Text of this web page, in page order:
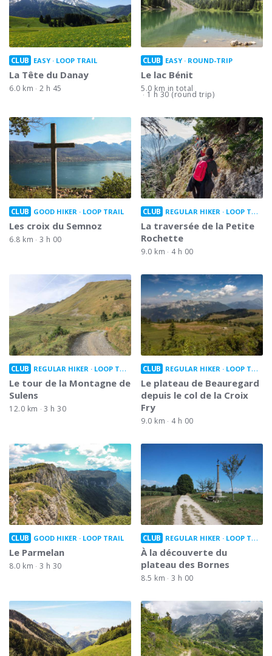
CLUB EASY LOOP TRAIL
La Tête du Danay
6.0 km 2 h 45
CLUB EASY ROUND-TRIP
Le lac Bénit
5.0 km in total
1 h 30 (round trip)
CLUB GOOD HIKER LOOP TRAIL
Les croix du Semnoz
6.8 km 3 h 00
CLUB REGULAR HIKER LOOP TRAIL
La traversée de la Petite
Rochette
9.0 km 4 h 00
CLUB REGULAR HIKER LOOP TRAIL
Le tour de la Montagne de
Sulens
12.0 km 3 h 30
CLUB REGULAR HIKER LOOP TRAIL
Le plateau de Beauregard
depuis le col de la Croix
Fry
9.0 km 4 h 00
CLUB GOOD HIKER LOOP TRAIL
Le Parmelan
8.0 km 3 h 30
CLUB REGULAR HIKER LOOP TRAIL
À la découverte du
plateau des Bornes
8.5 km 3 h 00